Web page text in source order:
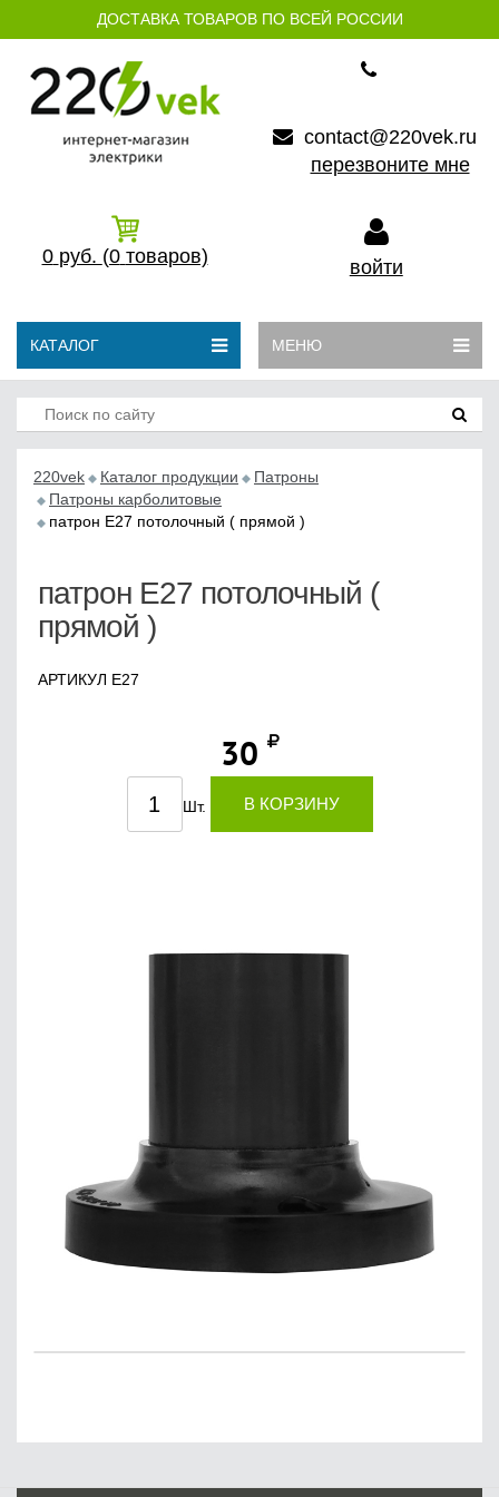
ДОСТАВКА ТОВАРОВ ПО ВСЕЙ РОССИИ
contact@220vek.ru
перезвоните мне
0 руб. (0 товаров) войти
КАТАЛОГ МЕНЮ
220vek Каталог продукции
Патроны
Патроны карболитовые
патрон Е27 потолочный ( прямой )
патрон Е27 потолочный (
прямой )
АРТИКУЛ E27
30
Шт. В КОРЗИНУ